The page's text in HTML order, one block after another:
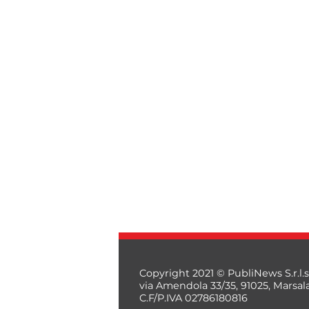
Copyright 2021 © PubliNews
via Amendola 33/35, 91025,
C.F/P.IVA 02786180816